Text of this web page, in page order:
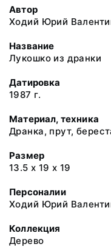
Автор
Ходий Юрий
Название
Лукошко из дранки
Датировка
1987 г.
Материал, техника
Дранка, прут,
Размер
13.5 х 19 х 19
Персоналии
Ходий Юрий
Коллекция
Дерево